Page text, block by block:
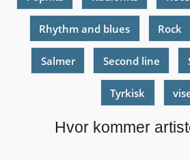
Rhythm and blues Rock
Salmer Second line
Tyrkisk
Hvor kommer